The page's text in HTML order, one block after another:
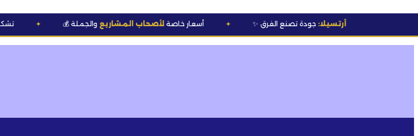
🆕 تشكيلة قوالب ✦ 💰 أسعار خاصة لأصحاب المشاريعوالجملة ✦ ✨جودة تصنع الفرق